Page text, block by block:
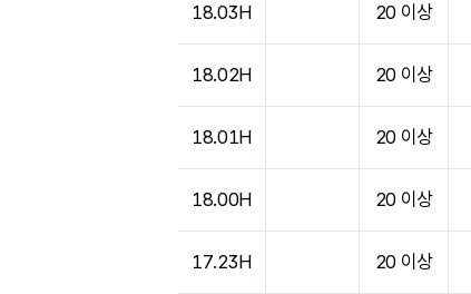
18.03H 20 이상
18.02H 20 이상
18.01H 20 이상
18.00H 20 이상
17.23H 20 이상